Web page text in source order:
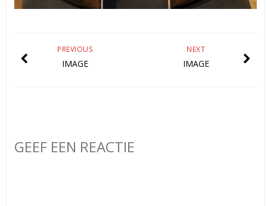
NEXT
IMAGE
PREVIOUS
IMAGE
GEEF EEN REACTIE